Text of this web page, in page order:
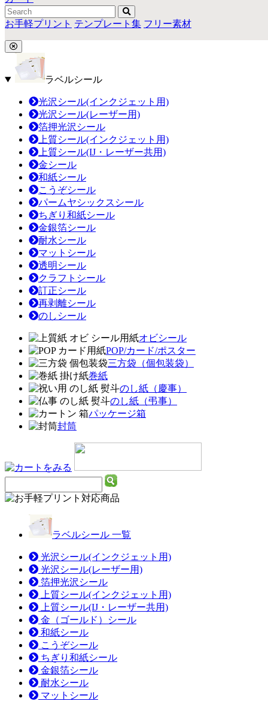
お手軽プリント テンプレート集 フリー素材
ラベルシール
光沢シール(インクジェット用)
光沢シール(レーザー用)
箔押光沢シール
上質シール(インクジェット用)
上質シール(IJ・レーザー共用)
金シール
和紙シール
こうぞシール
パームヤシックスシール
ちぎり和紙シール
金銀箔シール
耐水シール
マットシール
透明シール
クラフトシール
訂正シール
再剥離シール
のしシール
オビシール
POP/カード/ポスター
三方袋（個包装袋）
巻紙
のし紙（慶事）
のし紙（弔事）
パッケージ箱
封筒
ラベルシール 一覧
光沢シール(インクジェット用)
光沢シール(レーザー用)
箔押光沢シール
上質シール(インクジェット用)
上質シール(IJ・レーザー共用)
金（ゴールド）シール
和紙シール
こうぞシール
ちぎり和紙シール
金銀箔シール
耐水シール
マットシール